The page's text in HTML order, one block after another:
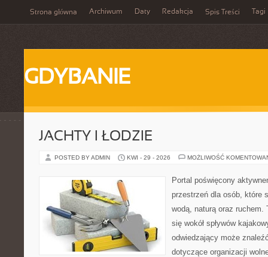
Strona główna Archiwum Daty Redakcja Spis Treści Tagi
GDYBANIE
JACHTY I ŁODZIE
POSTED BY ADMIN KWI - 29 - 2026 MOŻLIWOŚĆ
Portal poświęcony
przestrzeń dla osób, które
wodą, naturą oraz ruchem.
się wokół spływów
odwiedzający może
dotyczące organizacji